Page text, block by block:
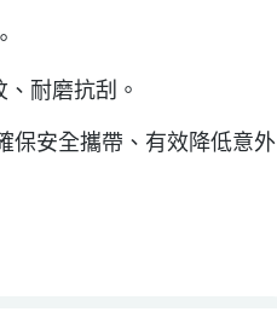
耐磨抗刮。
保安全攜帶、有效降低意外